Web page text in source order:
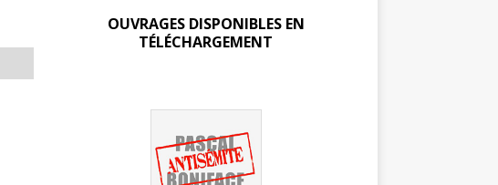
OUVRAGES DISPONIBLES EN
TÉLÉCHARGEMENT